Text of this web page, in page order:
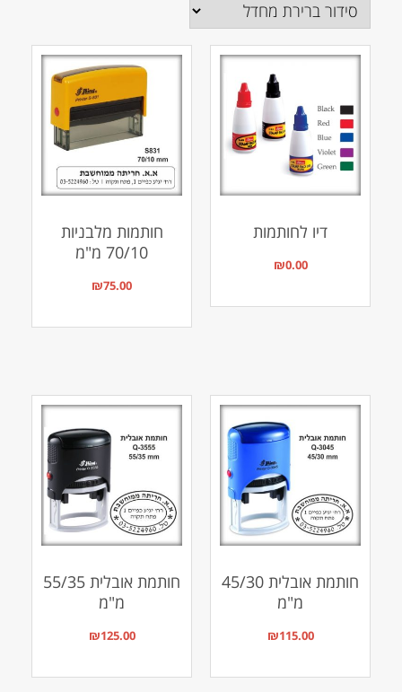
דיו לחותמות
₪0.00
חותמות מלבניות
70/10 מ"מ
₪75.00
חותמת אובלית 45/30
מ"מ
₪115.00
חותמת אובלית 55/35
מ"מ
₪125.00